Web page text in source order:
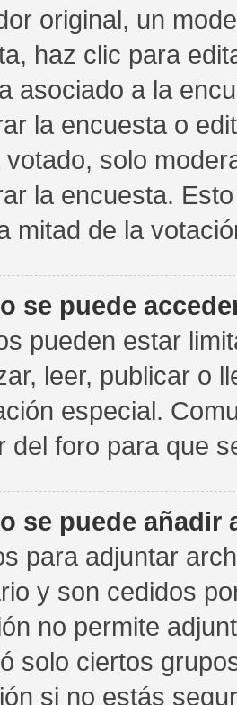
original, un
haz clic para
asociado a la
la encuesta o
votado, solo
la encuesta.
mitad de la
se puede
pueden estar
leer, publicar o
especial.
del foro para que
se puede
para adjuntar
y son cedidos
no permite
solo ciertos
si no estás